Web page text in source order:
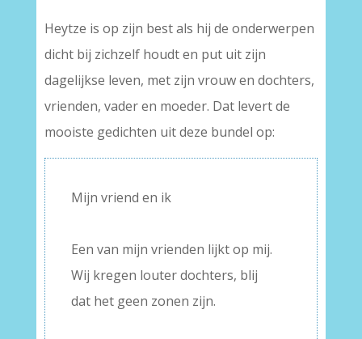
Heytze is op zijn best als hij de onderwerpen
dicht bij zichzelf houdt en put uit zijn
dagelijkse leven, met zijn vrouw en dochters,
vrienden, vader en moeder. Dat levert de
mooiste gedichten uit deze bundel op:
Mijn vriend en ik
Een van mijn vrienden lijkt op mij.
Wij kregen louter dochters, blij
dat het geen zonen zijn.